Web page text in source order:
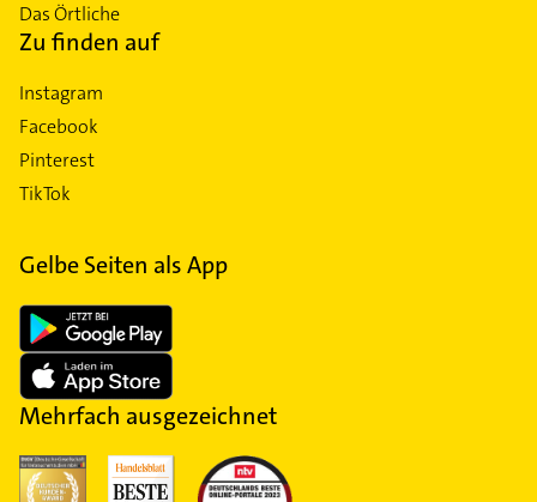
Das Örtliche
Zu finden auf
Instagram
Facebook
Pinterest
TikTok
Gelbe Seiten als App
Mehrfach ausgezeichnet